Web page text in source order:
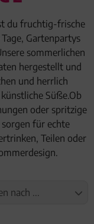
du fruchtig-frische
Gartenpartys
sommerlichen
hergestellt und
und herrlich
Süße.Ob
oder spritzige
für echte
Teilen oder
nach ...